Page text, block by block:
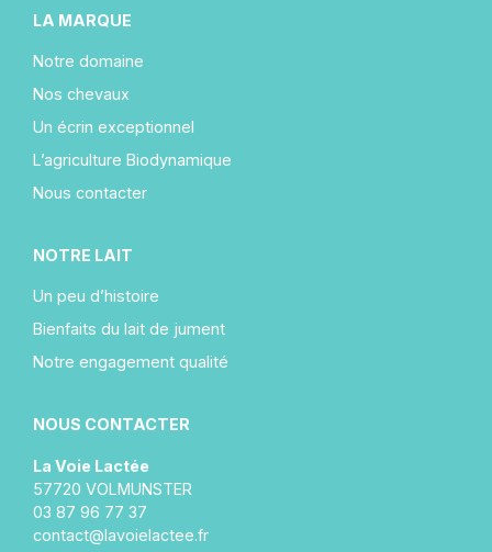
LA MARQUE
Notre domaine
Nos chevaux
Un écrin exceptionnel
L’agriculture Biodynamique
Nous contacter
NOTRE LAIT
Un peu d’histoire
Bienfaits du lait de jument
Notre engagement qualité
NOUS CONTACTER
La Voie Lactée
57720 VOLMUNSTER
03 87 96 77 37
contact@lavoielactee.fr